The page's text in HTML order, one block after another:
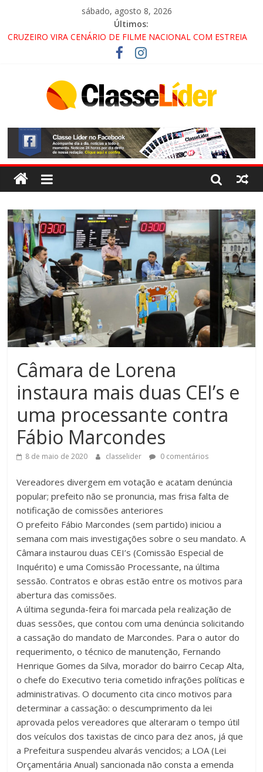
sábado, agosto 8, 2026
Últimos:
CRUZEIRO VIRA CENÁRIO DE FILME NACIONAL COM ESTREIA
PROMOTOR DO GAECO
ACESSO À APARECIDA NA DUTRA SERÁ BLOQUEADO NO FIM
ALTERNATIVAS
LORENA, PINDAMONHANGABA E QUELUZ NA RETA FINAL
PELA FÁBRICA DA COCA-COLA!
Câmara de Lorena
instaura mais duas CEI’s e
uma processante contra
Fábio Marcondes
8 de maio de 2020 classelider 0 comentários
Vereadores divergem em votação e acatam denúncia
popular; prefeito não se pronuncia, mas frisa falta de
notificação de comissões anteriores
O prefeito Fábio Marcondes (sem partido) iniciou a
semana com mais investigações sobre o seu mandato. A
Câmara instaurou duas CEI’s (Comissão Especial de
Inquérito) e uma Comissão Processante, na última
sessão. Contratos e obras estão entre os motivos para
abertura das comissões.
A última segunda-feira foi marcada pela realização de
duas sessões, que contou com uma denúncia solicitando
a cassação do mandato de Marcondes. Para o autor do
requerimento, o técnico de manutenção, Fernando
Henrique Gomes da Silva, morador do bairro Cecap Alta,
o chefe do Executivo teria cometido infrações políticas e
administrativas. O documento cita cinco motivos para
determinar a cassação: o descumprimento da lei
aprovada pelos vereadores que alteraram o tempo útil
dos veículos dos taxistas de cinco para dez anos, já que
a Prefeitura suspendeu alvarás vencidos; a LOA (Lei
Orçamentária Anual) sancionada não consta a emenda